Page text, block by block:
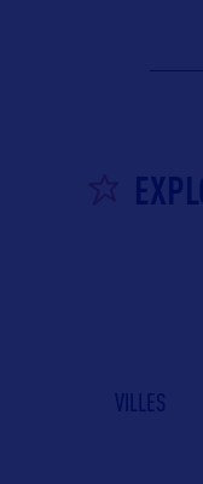
VILLES